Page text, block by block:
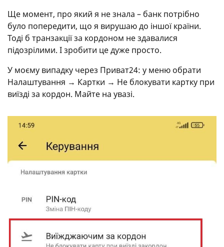
Ще момент, про який я не знала – банк потрібно
було попередити, що я вирушаю до іншої країни.
Тоді б транзакції за кордоном не здавалися
підозрілими. І зробити це дуже просто.
У моєму випадку через Приват24: у меню обрати
Налаштування → Картки → Не блокувати картку при
виїзді за кордон. Майте на увазі.